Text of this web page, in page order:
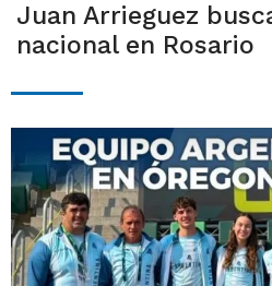
Juan Arrieguez
nacional en Rosario